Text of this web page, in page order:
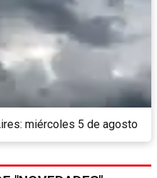
miércoles 5 de agosto